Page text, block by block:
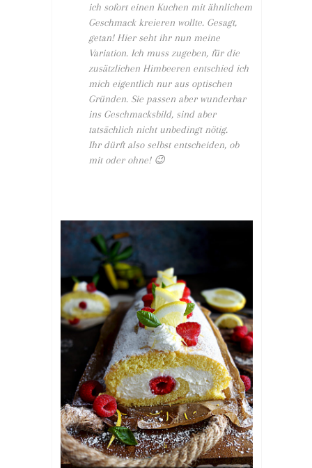
ich sofort einen Kuchen mit ähnlichem
Geschmack kreieren wollte. Gesagt,
getan! Hier seht ihr nun meine
Variation. Ich muss zugeben, für die
zusätzlichen Himbeeren entschied ich
mich eigentlich nur aus optischen
Gründen. Sie passen aber wunderbar
ins Geschmacksbild, sind aber
tatsächlich nicht unbedingt nötig.
Ihr dürft also selbst entscheiden, ob
mit oder ohne! 😉